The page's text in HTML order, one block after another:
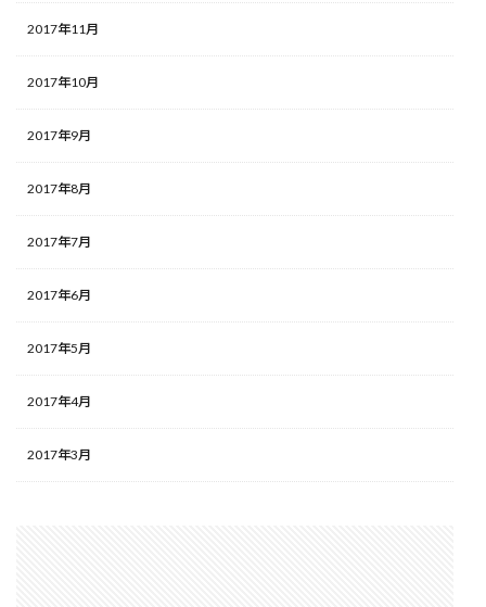
2017年11月
2017年10月
2017年9月
2017年8月
2017年7月
2017年6月
2017年5月
2017年4月
2017年3月